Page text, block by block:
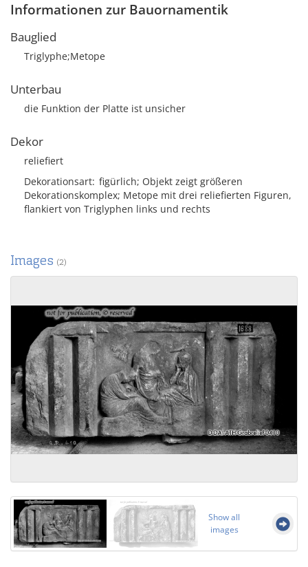
Informationen zur Bauornamentik
Bauglied
Triglyphe;Metope
Unterbau
die Funktion der Platte ist unsicher
Dekor
reliefiert
Dekorationsart figürlich; Objekt zeigt größeren
Dekorationskomplex; Metope mit drei reliefierten Figuren,
flankiert von Triglyphen links und rechts
Images (2)
Show all
images